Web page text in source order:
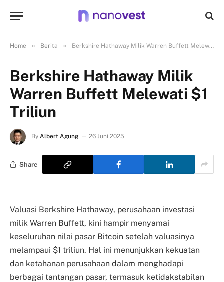
Home » Berita » Berkshire Hathaway Milik Warren Buffett Melewati $1 Triliun
Berkshire Hathaway Milik
Warren Buffett Melewati $1
Triliun
By Albert Agung 26 Juni 2025
Share
Valuasi Berkshire Hathaway, perusahaan investasi
milik Warren Buffett, kini hampir menyamai
keseluruhan nilai pasar Bitcoin setelah valuasinya
melampaui $1 triliun. Hal ini menunjukkan kekuatan
dan ketahanan perusahaan dalam menghadapi
berbagai tantangan pasar, termasuk ketidakstabilan